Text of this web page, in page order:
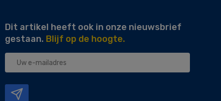
Dit artikel heeft ook in onze nieuwsbrief
gestaan. Blijf op de hoogte.
Uw